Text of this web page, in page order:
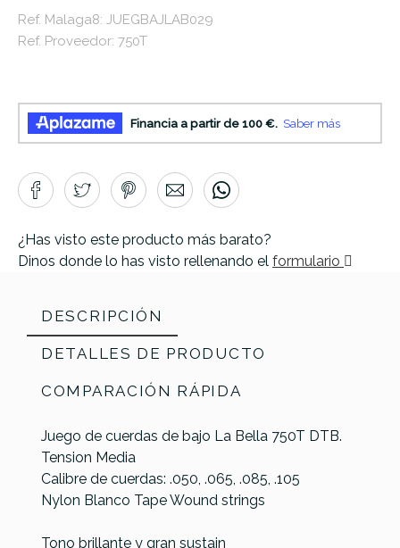
Ref. Malaga8: JUEGBAJLAB029
Ref. Proveedor: 750T
¿Has visto este producto más barato?
Dinos donde lo has visto rellenando el formulario
DESCRIPCIÓN
DETALLES DE PRODUCTO
COMPARACIÓN RÁPIDA
Juego de cuerdas de bajo La Bella 750T DTB.
Tension Media
Calibre de cuerdas: .050, .065, .085, .105
Nylon Blanco Tape Wound strings
Tono brillante y gran sustain